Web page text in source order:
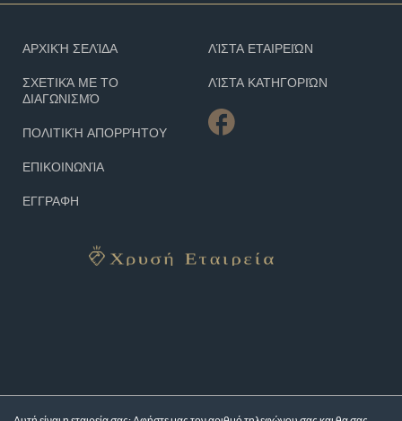
ΑΡΧΙΚΉ ΣΕΛΊΔΑ
ΣΧΕΤΙΚΆ ΜΕ ΤΟ
ΔΙΑΓΩΝΙΣΜΌ
ΠΟΛΙΤΙΚΉ ΑΠΟΡΡΉΤΟΥ
ΕΠΙΚΟΙΝΩΝΊΑ
ΕΓΓΡΑΦΗ
ΛΊΣΤΑ ΕΤΑΙΡΕΙΏΝ
ΛΊΣΤΑ ΚΑΤΗΓΟΡΙΏΝ